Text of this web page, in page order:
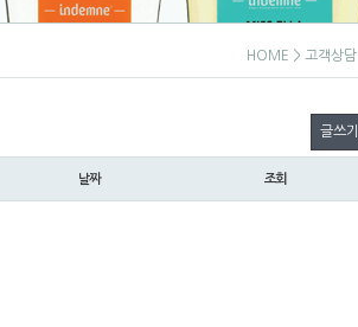
HOME > 고객상담
글쓰기
날짜 조회